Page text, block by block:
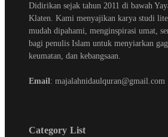
Didirikan sejak tahun 2011 di bawah
Klaten. Kami menyajikan karya studi
mudah dipahami, menginspirasi umat,
bagi penulis Islam untuk menyiarkan
keumatan, dan kebangsaan.
Email: majalahnidaulquran@gmail.com
Category List